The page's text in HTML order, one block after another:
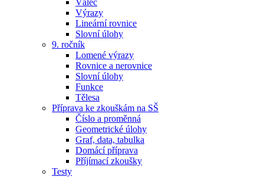
Výrazy
Lineární rovnice
Slovní úlohy
9. ročník
Lomené výrazy
Rovnice a nerovnice
Slovní úlohy
Funkce
Tělesa
Příprava ke zkouškám na SŠ
Číslo a proměnná
Geometrické úlohy
Graf, data, tabulka
Domácí příprava
Příjímací zkoušky
Testy